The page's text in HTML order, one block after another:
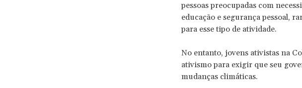
pessoas preocupadas com
educação e segurança pessoal,
para esse tipo de atividade.
No entanto, jovens ativistas na
ativismo para exigir que seu
mudanças climáticas.